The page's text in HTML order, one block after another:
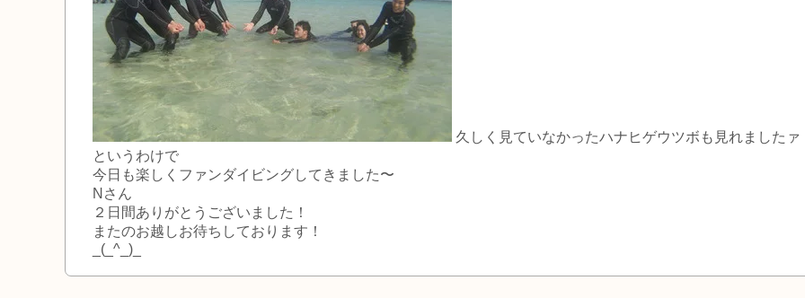
久しく見ていなかったハナヒゲウツボも見れましたァ
というわけで
今日も楽しくファンダイビングしてきました〜
Nさん
２日間ありがとうございました！
またのお越しお待ちしております！
_(_^_)_